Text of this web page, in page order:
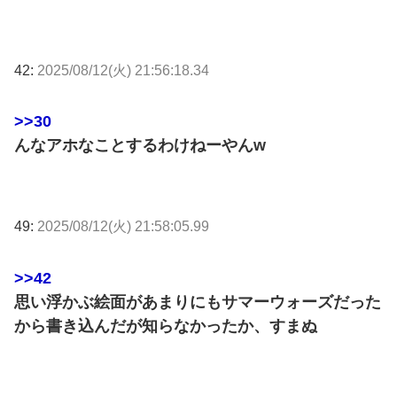
42: 2025/08/12(火) 21:56:18.34
>>30
んなアホなことするわけねーやんw
49: 2025/08/12(火) 21:58:05.99
>>42
思い浮かぶ絵面があまりにもサマーウォーズだった
から書き込んだが知らなかったか、すまぬ